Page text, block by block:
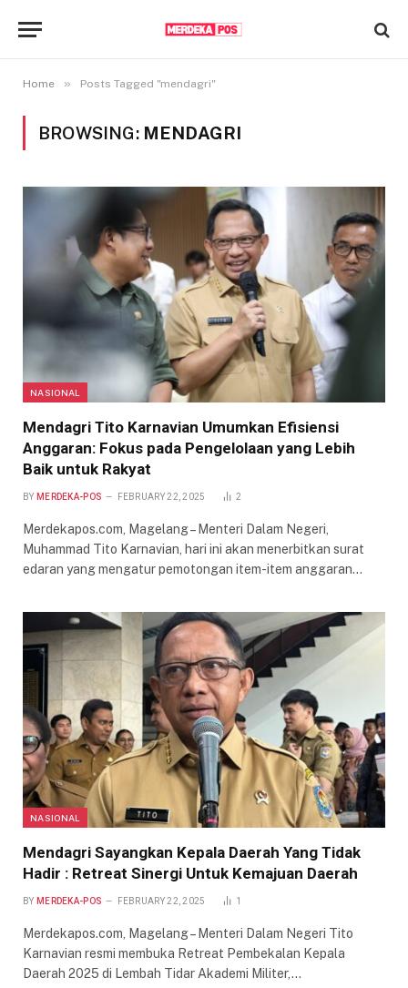
Home » Posts Tagged "mendagri"
BROWSING: MENDAGRI
NASIONAL
Mendagri Tito Karnavian Umumkan Efisiensi
Anggaran: Fokus pada Pengelolaan yang Lebih
Baik untuk Rakyat
BY MERDEKA-POS FEBRUARY 22, 2025 2
Merdekapos.com, Magelang – Menteri Dalam Negeri,
Muhammad Tito Karnavian, hari ini akan menerbitkan surat
edaran yang mengatur pemotongan item-item anggaran…
NASIONAL
Mendagri Sayangkan Kepala Daerah Yang Tidak
Hadir : Retreat Sinergi Untuk Kemajuan Daerah
BY MERDEKA-POS FEBRUARY 22, 2025 1
Merdekapos.com, Magelang – Menteri Dalam Negeri Tito
Karnavian resmi membuka Retreat Pembekalan Kepala
Daerah 2025 di Lembah Tidar Akademi Militer,…